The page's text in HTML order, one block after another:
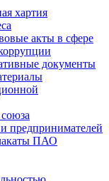
хартия
акты в сфере
документы
предпринимателей
ПАО